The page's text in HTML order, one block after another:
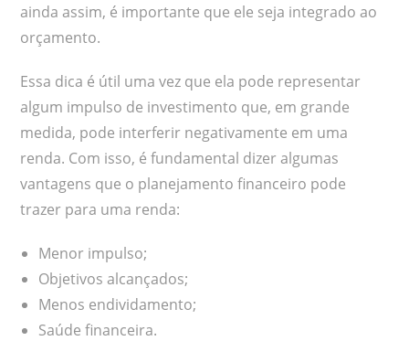
ainda assim, é importante que ele seja integrado ao
orçamento.
Essa dica é útil uma vez que ela pode representar
algum impulso de investimento que, em grande
medida, pode interferir negativamente em uma
renda. Com isso, é fundamental dizer algumas
vantagens que o planejamento financeiro pode
trazer para uma renda:
Menor impulso;
Objetivos alcançados;
Menos endividamento;
Saúde financeira.